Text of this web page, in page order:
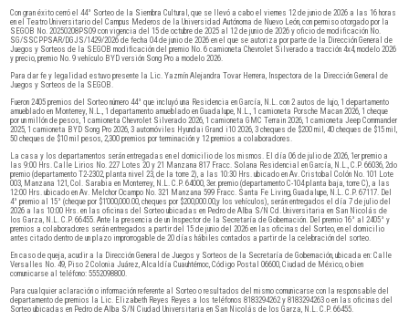
Con gran éxito cerró el 44° Sorteo de la Siembra Cultural, que se llevó a cabo el viernes 12 de junio de 2026 a las 16 horas
en el Teatro Universitario del Campus Mederos de la Universidad Autónoma de Nuevo León, con permiso otorgado por la
SEGOB No. 20250208PS09 con vigencia del 15 de octubre de 2025 al 12 de junio de 2026 y oficio de modificación No.
SG/SSCPPSAR/DGJS/1429/2026 de fecha 04 de junio de 2026 en el que se autoriza por parte de la Dirección General de
Juegos y Sorteos de la SEGOB modificación del premio No. 6 camioneta Chevrolet Silverado a tracción 4x4, modelo 2026
y precio, premio No. 9 vehículo BYD versión Song Pro a modelo 2026.
Para dar fe y legalidad estuvo presente la Lic. Yazmín Alejandra Tovar Herrera, Inspectora de la Dirección General de
Juegos y Sorteos de la SEGOB.
Fueron 2405 premios del Sorteo número 44° que incluyó una Residencia en García, N.L. con 2 autos de lujo, 1 departamento
amueblado en Monterrey, N.L., 1 departamento amueblado en Guadalupe, N.L., 1 camioneta Porsche Macan 2026, 1 cheque
por un millón de pesos, 1 camioneta Chevrolet Silverado 2026, 1 camioneta GMC Terrain 2026, 1 camioneta Jeep Commander
2025, 1 camioneta BYD Song Pro 2026, 3 automóviles Hyundai Grand i10 2026, 3 cheques de $200 mil, 40 cheques de $15 mil,
50 cheques de $10 mil pesos, 2,300 premios por terminación y 12 premios a colaboradores.
La casa y los departamentos serán entregadas en el domicilio de los mismos. El día 06 de julio de 2026, 1er premio a
las 9:00 Hrs. Calle Lirios No. 227 Lotes 20 y 21 Manzana 817 Fracc. Solana Residencial en García, N.L., C.P. 66036, 2do
premio (departamento T2-2302, planta nivel 23, de la torre 2), a las 10:30 Hrs. ubicado en Av. Cristobal Colón No. 101 Lote
003, Manzana 121, Col. Sarabia en Monterrey, N.L. C.P. 64000, 3er. premio (departamento C-104 planta baja, torre C), a las
12:00 Hrs. ubicado en Av. Melchor Ocampo No. 321 Manzana 599 Fracc. Santa Fe Living, Guadalupe, N.L. C.P. 67117. Del
4° premio al 15° (cheque por $1’000,000.00, cheques por $200,000.00,y los vehículos), serán entregados el día 7 de julio del
2026 a las 10:00 Hrs. en las oficinas del Sorteo ubicadas en Pedro de Alba S/N Cd. Universitaria en San Nicolás de
los Garza, N.L. C.P. 66455. Ante la presencia de un Inspector de la Secretaría de Gobernación. Del premio 16° al 2405° y
premios a colaboradores serán entregados a partir del 15 de junio del 2026 en las oficinas del Sorteo, en el domicilio
antes citado dentro de un plazo improrrogable de 20 días hábiles contados a partir de la celebración del sorteo.
En caso de queja, acudir a la Dirección General de Juegos y Sorteos de la Secretaría de Gobernación, ubicada en: Calle
Versalles No. 49, Piso 2 Colonia Juárez, Alcaldía Cuauhtémoc, Código Postal 06600, Ciudad de México, o bien
comunicarse al teléfono: 5552098800.
Para cualquier aclaración o información referente al Sorteo o resultados del mismo comunicarse con la responsable del
departamento de premios la Lic. Elizabeth Reyes Reyes a los teléfonos 8183294262 y 8183294263 o en las oficinas del
Sorteo ubicadas en Pedro de Alba S/N Ciudad Universitaria en San Nicolás de los Garza, N.L. C.P. 66455.